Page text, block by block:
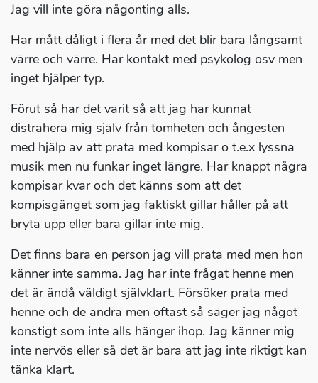
Jag vill inte göra någonting alls.
Har mått dåligt i flera år med det blir bara långsamt
värre och värre. Har kontakt med psykolog osv men
inget hjälper typ.
Förut så har det varit så att jag har kunnat
distrahera mig själv från tomheten och ångesten
med hjälp av att prata med kompisar o t.e.x lyssna
musik men nu funkar inget längre. Har knappt några
kompisar kvar och det känns som att det
kompisgänget som jag faktiskt gillar håller på att
bryta upp eller bara gillar inte mig.
Det finns bara en person jag vill prata med men hon
känner inte samma. Jag har inte frågat henne men
det är ändå väldigt självklart. Försöker prata med
henne och de andra men oftast så säger jag något
konstigt som inte alls hänger ihop. Jag känner mig
inte nervös eller så det är bara att jag inte riktigt kan
tänka klart.